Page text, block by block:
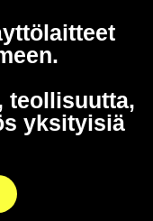
teollisuutta,
yksityisiä